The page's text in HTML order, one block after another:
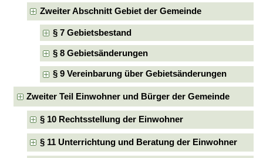
Zweiter Abschnitt Gebiet der Gemeinde
§ 7 Gebietsbestand
§ 8 Gebietsänderungen
§ 9 Vereinbarung über Gebietsänderungen
Zweiter Teil Einwohner und Bürger der Gemeinde
§ 10 Rechtsstellung der Einwohner
§ 11 Unterrichtung und Beratung der Einwohner